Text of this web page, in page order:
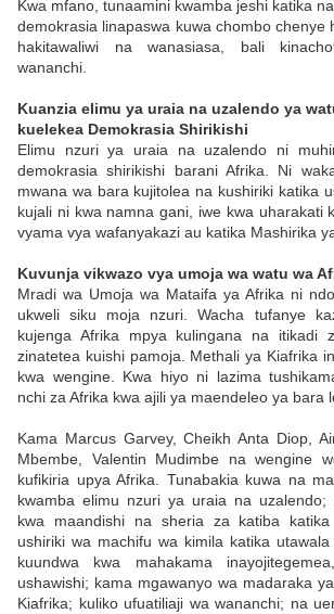
Kwa mfano, tunaamini kwamba jeshi katika
demokrasia linapaswa kuwa chombo chenye
hakitawaliwi na wanasiasa, bali
wananchi.
Kuanzia elimu ya uraia na uzalendo ya
kuelekea Demokrasia Shirikishi
Elimu nzuri ya uraia na uzalendo ni
demokrasia shirikishi barani Afrika. Ni
mwana wa bara kujitolea na kushiriki katika
kujali ni kwa namna gani, iwe kwa uharakati
vyama vya wafanyakazi au katika Mashirika
Kuvunja vikwazo vya umoja wa watu wa
Mradi wa Umoja wa Mataifa ya Afrika ni
ukweli siku moja nzuri. Wacha tufanye
kujenga Afrika mpya kulingana na itikadi
zinatetea kuishi pamoja. Methali ya Kiafrika
kwa wengine. Kwa hiyo ni lazima
nchi za Afrika kwa ajili ya maendeleo ya bara
Kama Marcus Garvey, Cheikh Anta Diop,
Mbembe, Valentin Mudimbe na wengine
kufikiria upya Afrika. Tunabakia kuwa na
kwamba elimu nzuri ya uraia na uzalendo;
kwa maandishi na sheria za katiba
ushiriki wa machifu wa kimila katika
kuundwa kwa mahakama
ushawishi; kama mgawanyo wa madaraka
Kiafrika; kuliko ufuatiliaji wa wananchi; na